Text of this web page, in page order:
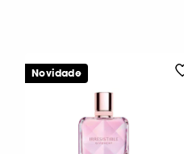
Novidade